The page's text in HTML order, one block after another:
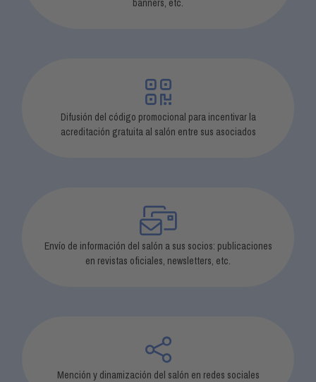
banners, etc.
Difusión del código promocional para incentivar la
acreditación gratuita al salón entre sus asociados
Envío de información del salón a sus socios: publicaciones
en revistas oficiales, newsletters, etc.
Mención y dinamización del salón en redes sociales